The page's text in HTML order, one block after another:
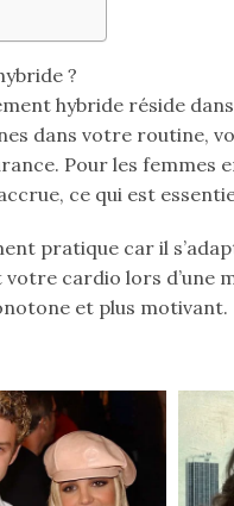
?
hybride réside
dans votre routine,
Pour les femmes
ce qui est
pratique car il
cardio lors d’une
et plus motivant.